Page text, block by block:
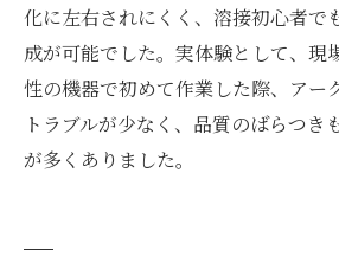
化に左右されにくく、溶接初心者で
成が可能でした。実体験として、現
性の機器で初めて作業した際、アー
トラブルが少なく、品質のばらつき
が多くありました。